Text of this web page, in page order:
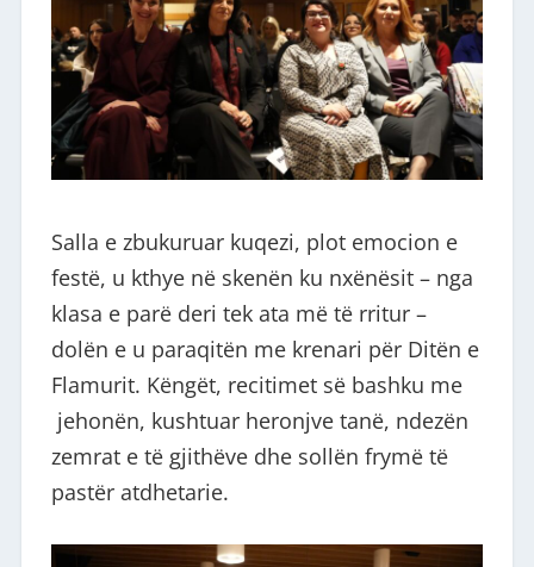
Salla e zbukuruar kuqezi, plot emocion e
festë, u kthye në skenën ku nxënësit – nga
klasa e parë deri tek ata më të rritur –
dolën e u paraqitën me krenari për Ditën e
Flamurit. Këngët, recitimet së bashku me
jehonën, kushtuar heronjve tanë, ndezën
zemrat e të gjithëve dhe sollën frymë të
pastër atdhetarie.